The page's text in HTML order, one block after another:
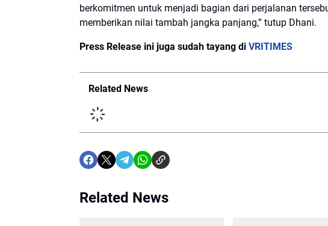
berkomitmen untuk menjadi bagian dari perjalanan
memberikan nilai tambah jangka panjang,” tutup Dhani.
Press Release ini juga sudah tayang di VRITIMES
Related News
Related News